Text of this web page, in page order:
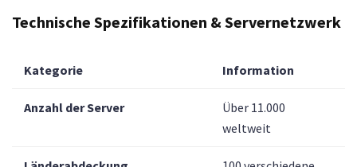
Technische Spezifikationen & Servernetzwerk
Kategorie Information
Anzahl der Server
Über 11.000
weltweit